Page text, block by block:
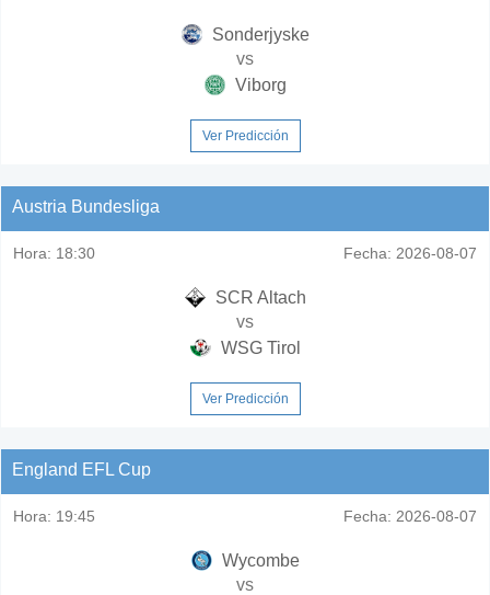
Sonderjyske
vs
Viborg
Ver Predicción
Austria Bundesliga
Hora: 18:30 Fecha: 2026-08-07
SCR Altach
vs
WSG Tirol
Ver Predicción
England EFL Cup
Hora: 19:45 Fecha: 2026-08-07
Wycombe
vs